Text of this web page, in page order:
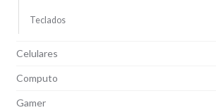
Teclados
Celulares
Computo
Gamer